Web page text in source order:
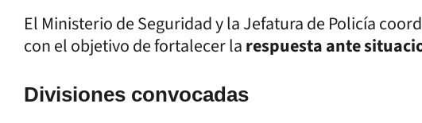
El Ministerio de Seguridad y la Jefatura de Policía
con el objetivo de fortalecer larespuesta ante
Divisiones convocadas